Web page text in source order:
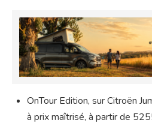
OnTour Edition, sur Citroën
à prix maîtrisé, à partir de